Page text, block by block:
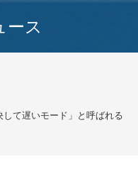
ース
て遅いモード」と呼ばれる新